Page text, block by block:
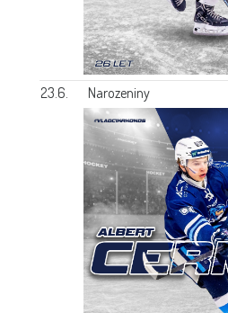
23.6. Narozeniny